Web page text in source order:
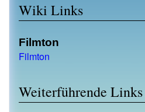
Wiki Links
Filmton
Filmton
Weiterführende Links